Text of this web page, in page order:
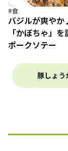
#食
バジルが爽や
「かぼちゃ」
ポークソテー
豚しょう